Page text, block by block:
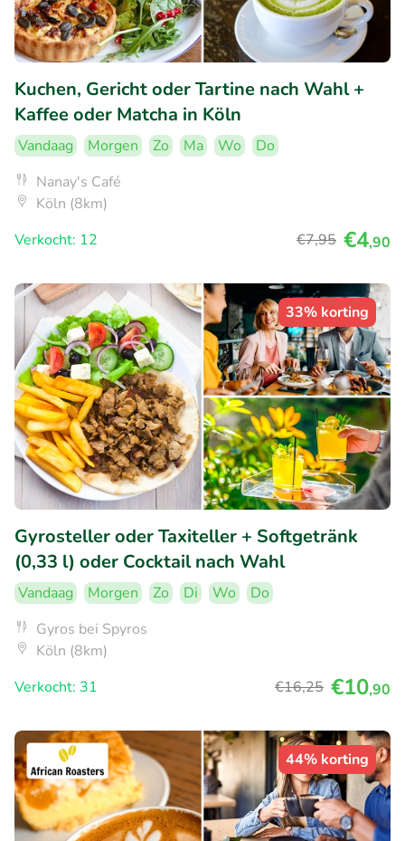
Kuchen, Gericht oder Tartine nach Wahl +
Kaffee oder Matcha in Köln
Vandaag Morgen Zo Ma Wo
Do
Nanay's Café
Köln (8km)
Verkocht: 12
€7,95 €4,90
33% korting
Gyrosteller oder Taxiteller + Softgetränk
(0,33 l) oder Cocktail nach Wahl
Vandaag Morgen Zo Di Wo
Do
Gyros bei Spyros
Köln (8km)
Verkocht: 31
€16,25 €10,90
44% korting